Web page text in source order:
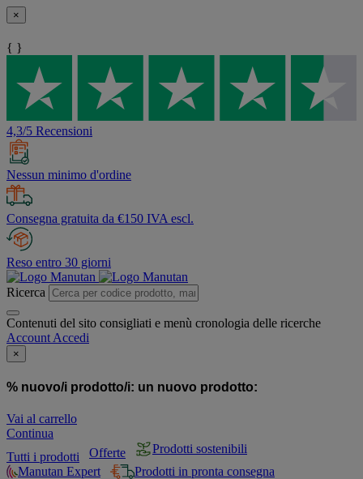
×
{ }
4,3/5 Recensioni
Nessun minimo d'ordine
Consegna gratuita da €150 IVA escl.
Reso entro 30 giorni
Ricerca
Contenuti del sito consigliati e menù cronologia delle ricerche
Account Accedi
×
% nuovo/i prodotto/i: un nuovo prodotto:
Vai al carrello
Continua
Tutti i prodotti
Offerte
Prodotti sostenibili
Manutan Expert
Prodotti in pronta consegna